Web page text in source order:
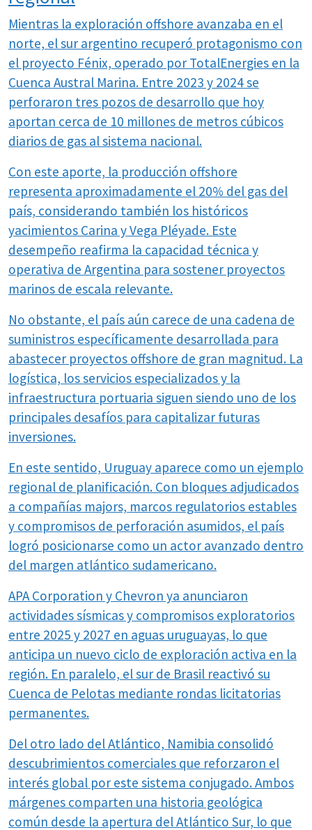
Mientras la exploración offshore avanzaba en el
norte, el sur argentino recuperó protagonismo con
el proyecto Fénix, operado por TotalEnergies en la
Cuenca Austral Marina. Entre 2023 y 2024 se
perforaron tres pozos de desarrollo que hoy
aportan cerca de 10 millones de metros cúbicos
diarios de gas al sistema nacional.
Con este aporte, la producción offshore
representa aproximadamente el 20% del gas del
país, considerando también los históricos
yacimientos Carina y Vega Pléyade. Este
desempeño reafirma la capacidad técnica y
operativa de Argentina para sostener proyectos
marinos de escala relevante.
No obstante, el país aún carece de una cadena de
suministros específicamente desarrollada para
abastecer proyectos offshore de gran magnitud. La
logística, los servicios especializados y la
infraestructura portuaria siguen siendo uno de los
principales desafíos para capitalizar futuras
inversiones.
En este sentido, Uruguay aparece como un ejemplo
regional de planificación. Con bloques adjudicados
a compañías majors, marcos regulatorios estables
y compromisos de perforación asumidos, el país
logró posicionarse como un actor avanzado dentro
del margen atlántico sudamericano.
APA Corporation y Chevron ya anunciaron
actividades sísmicas y compromisos exploratorios
entre 2025 y 2027 en aguas uruguayas, lo que
anticipa un nuevo ciclo de exploración activa en la
región. En paralelo, el sur de Brasil reactivó su
Cuenca de Pelotas mediante rondas licitatorias
permanentes.
Del otro lado del Atlántico, Namibia consolidó
descubrimientos comerciales que reforzaron el
interés global por este sistema conjugado. Ambos
márgenes comparten una historia geológica
común desde la apertura del Atlántico Sur, lo que